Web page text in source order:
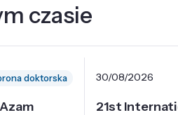
czasie
doktorska 30/08/2026
21st